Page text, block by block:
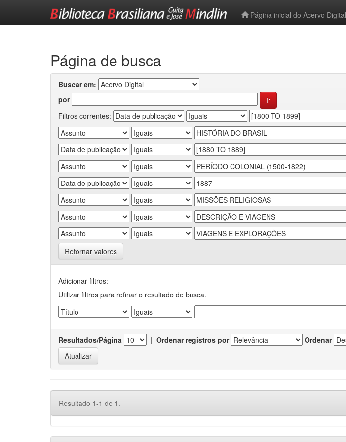
Página inicial do Acervo Digital
Página de busca
Buscar em:
por
Filtros correntes:
Retornar valores
Adicionar filtros:
Utilizar filtros para refinar o resultado de busca.
Resultados/Página | Ordenar registros por Ordenar
Resultado 1-1 de 1.